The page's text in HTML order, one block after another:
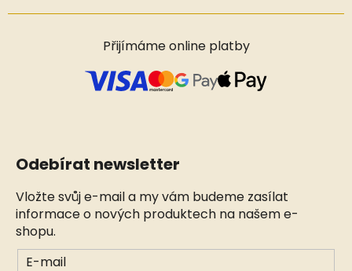
Přijímáme online platby
Odebírat newsletter
Vložte svůj e-mail a my vám budeme zasílat
informace o nových produktech na našem e-
shopu.
E-mail